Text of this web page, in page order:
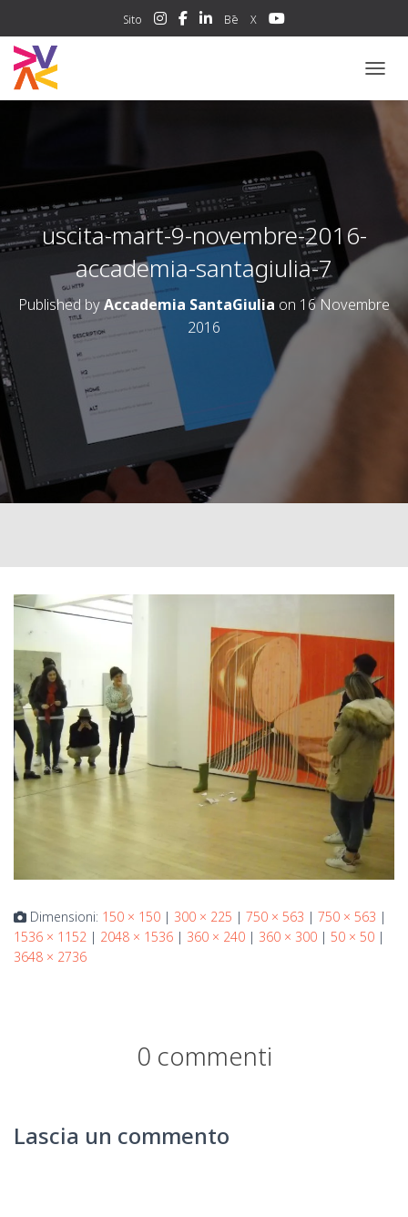
Sito Bē X
uscita-mart-9-novembre-2016-
accademia-santagiulia-7
Published byAccademia SantaGiulia on 16 Novembre
2016
Dimensioni: 150 × 150 | 300 × 225 | 750 × 563 | 750 × 563 |
1536 × 1152 | 2048 × 1536 | 360 × 240 | 360 × 300 | 50 × 50 |
3648 × 2736
0 commenti
Lascia un commento